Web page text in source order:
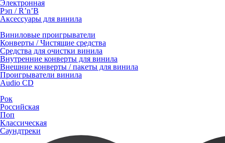
Электронная
Рэп / R’n’B
Аксессуары для винила
Виниловые проигрыватели
Конверты / Чистящие средства
Средства для очистки винила
Внутренние конверты для винила
Внешние конверты / пакеты для винила
Проигрыватели винила
Audio CD
Рок
Российская
Поп
Классическая
Саундтреки